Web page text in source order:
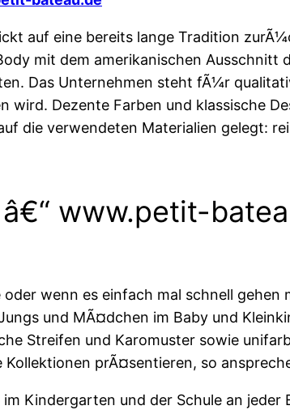
auf eine bereits lange Tradition
mit dem amerikanischen Ausschnitt
Das Unternehmen steht fÃ¼r
wird. Dezente Farben und klassische
die verwendeten Materialien gelegt:
www.petit-
wenn es einfach mal schnell gehen
und MÃ¤dchen im Baby und
Streifen und Karomuster sowie
prÃ¤sentieren, so
Kindergarten und der Schule an